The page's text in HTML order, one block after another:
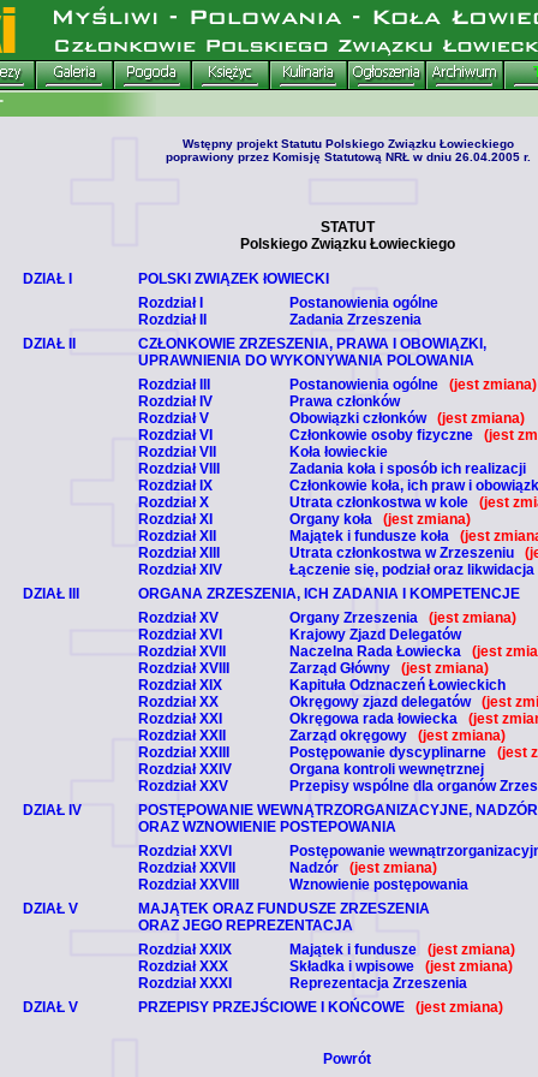
Wstępny projekt Statutu Polskiego Związku Łowieckiego
poprawiony przez Komisję Statutową NRŁ w dniu 26.04.2005 r.
STATUT
Polskiego Związku Łowieckiego
DZIAŁ I
POLSKI ZWIĄZEK łOWIECKI
Rozdział I
Rozdział II
Postanowienia ogólne
Zadania Zrzeszenia
DZIAŁ II
CZŁONKOWIE ZRZESZENIA, PRAWA I OBOWIĄZKI,
UPRAWNIENIA DO WYKONYWANIA POLOWANIA
Rozdział III
Rozdział IV
Rozdział V
Rozdział VI
Rozdział VII
Rozdział VIII
Rozdział IX
Rozdział X
Rozdział XI
Rozdział XII
Rozdział XIII
Rozdział XIV
Postanowienia ogólne
(jest zmiana)
Prawa członków
Obowiązki członków
(jest zmiana)
Członkowie osoby fizyczne
(jest
Koła łowieckie
Zadania koła i sposób ich realizacji
Członkowie koła, ich praw i
Utrata członkostwa w kole
(jest
Organy koła
(jest zmiana)
Majątek i fundusze koła
(jest
Utrata członkostwa w Zrzeszeniu
Łączenie się, podział oraz likwidacja
DZIAŁ III
ORGANA ZRZESZENIA, ICH ZADANIA I KOMPETENCJE
Rozdział XV
Rozdział XVI
Rozdział XVII
Rozdział XVIII
Rozdział XIX
Rozdział XX
Rozdział XXI
Rozdział XXII
Rozdział XXIII
Rozdział XXIV
Rozdział XXV
Organy Zrzeszenia
(jest zmiana)
Krajowy Zjazd Delegatów
Naczelna Rada Łowiecka
(jest
Zarząd Główny
(jest zmiana)
Kapituła Odznaczeń Łowieckich
Okręgowy zjazd delegatów
(jest
Okręgowa rada łowiecka
(jest
Zarząd okręgowy
(jest zmiana)
Postępowanie dyscyplinarne
(jest
Organa kontroli wewnętrznej
Przepisy wspólne dla organów
DZIAŁ IV
POSTĘPOWANIE WEWNĄTRZORGANIZACYJNE, NADZÓR
ORAZ WZNOWIENIE POSTEPOWANIA
Rozdział XXVI
Rozdział XXVII
Rozdział XXVIII
Postępowanie
Nadzór
(jest zmiana)
Wznowienie postępowania
DZIAŁ V
MAJĄTEK ORAZ FUNDUSZE ZRZESZENIA
ORAZ JEGO REPREZENTACJA
Rozdział XXIX
Rozdział XXX
Rozdział XXXI
Majątek i fundusze
(jest zmiana)
Składka i wpisowe
(jest zmiana)
Reprezentacja Zrzeszenia
DZIAŁ V
PRZEPISY PRZEJŚCIOWE I KOŃCOWE (jest zmiana)
Powrót